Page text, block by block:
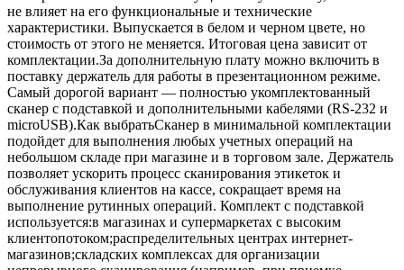
не влияет на его функциональные и технические
характеристики. Выпускается в белом и черном цвете, но
стоимость от этого не меняется. Итоговая цена зависит от
комплектации.За дополнительную плату можно включить в
поставку держатель для работы в презентационном режиме.
Самый дорогой вариант — полностью укомплектованный
сканер с подставкой и дополнительными кабелями (RS-232 и
microUSB).Как выбратьСканер в минимальной комплектации
подойдет для выполнения любых учетных операций на
небольшом складе при магазине и в торговом зале. Держатель
позволяет ускорить процесс сканирования этикеток и
обслуживания клиентов на кассе, сокращает время на
выполнение рутинных операций. Комплект с подставкой
используется:в магазинах и супермаркетах с высоким
клиентопотоком;распределительных центрах интернет-
магазинов;складских комплексах для организации